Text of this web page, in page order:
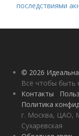
последствиями
© 2026
Всё чтобы быть
Контакты
Политика
г. Москва, ЦАО,
Сухаревская